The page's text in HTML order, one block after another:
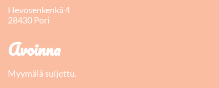
Hevosenkenkä 4
28430 Pori
Avoinna
Myymälä suljettu.